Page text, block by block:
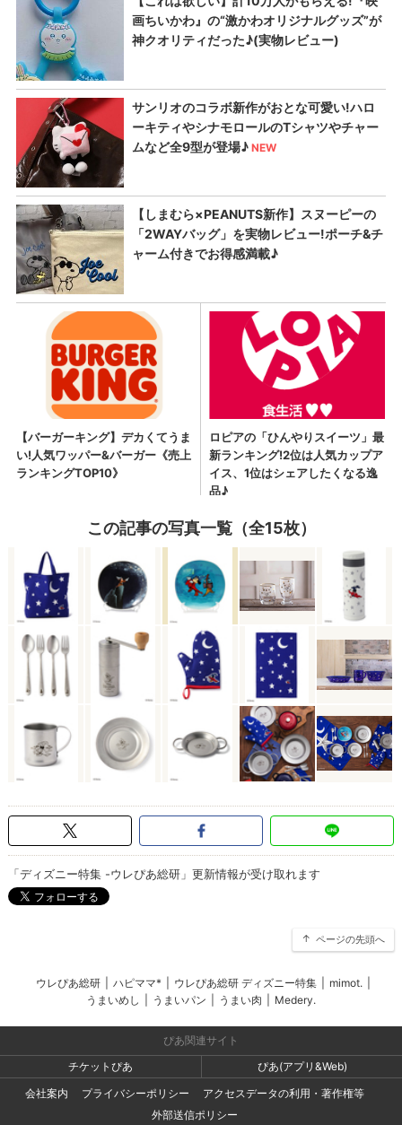
この記事の写真一覧（全15枚）
「ディズニー特集 -ウレぴあ総研」更新情報が受け取れます
ページの先頭へ
ウレぴあ総研 ハピママ* ウレぴあ総研 ディズニー特集 mimot.
うまいめし
うまいパン うまい肉 Medery.
ぴあ関連サイト
チケットぴあ
ぴあ(アプリ&Web)
会社案内
プライバシーポリシー
アクセスデータの利用・著作権等
外部送信ポリシー